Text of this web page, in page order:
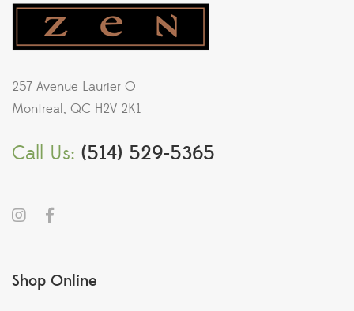
257 Avenue Laurier O
Montreal, QC H2V 2K1
Call Us: (514) 529-5365
Shop Online